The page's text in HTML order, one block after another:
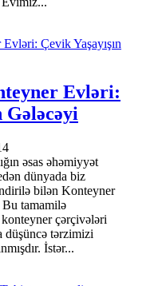
Evləri:
Gələcəyi
əsas əhəmiyyət
dünyada biz
bilən Konteyner
tamamilə
çərçivələri
düşüncə tərzimizi
İstər...